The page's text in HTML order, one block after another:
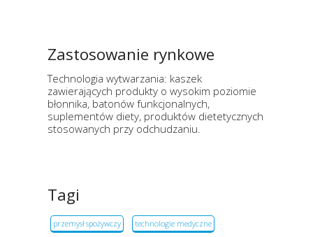
Zastosowanie rynkowe
Technologia wytwarzania: kaszek
zawierających produkty o wysokim poziomie
błonnika, batonów funkcjonalnych,
suplementów diety, produktów dietetycznych
stosowanych przy odchudzaniu.
Tagi
przemysł spożywczy technologie medyczne